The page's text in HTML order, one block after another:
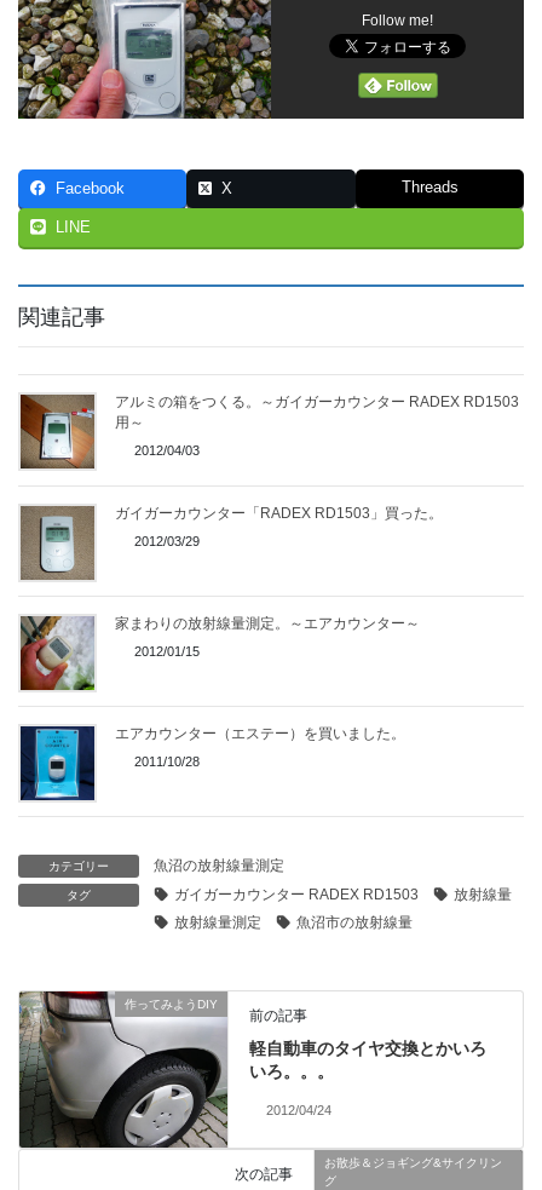
Follow me!
Facebook X Threads
LINE
関連記事
アルミの箱をつくる。～ガイガーカウンター RADEX RD1503
用～
2012/04/03
ガイガーカウンター「RADEX RD1503」買った。
2012/03/29
家まわりの放射線量測定。～エアカウンター～
2012/01/15
エアカウンター（エステー）を買いました。
2011/10/28
カテゴリー 魚沼の放射線量測定
タグ ガイガーカウンター RADEX RD1503
放射線量
放射線量測定
魚沼市の放射線量
作ってみようDIY
前の記事
軽自動車のタイヤ交換とかいろ
いろ。。。
2012/04/24
お散歩＆ジョギング&サイクリン
グ
次の記事